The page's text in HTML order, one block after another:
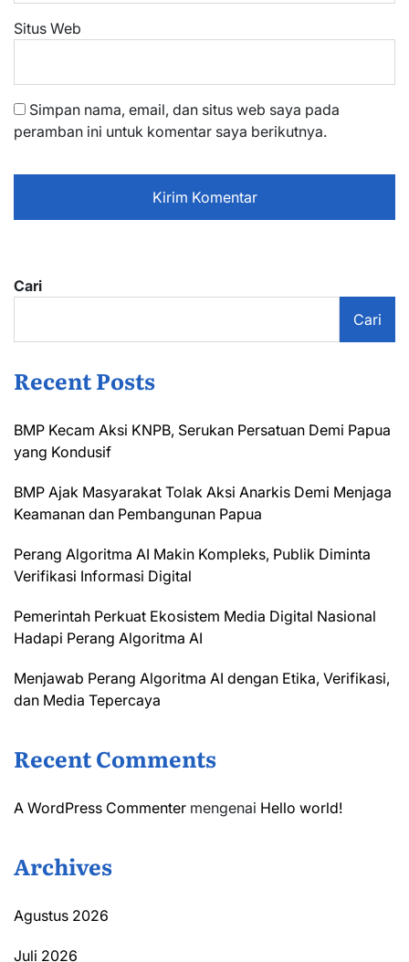
Situs Web
Simpan nama, email, dan situs web saya pada
peramban ini untuk komentar saya berikutnya.
Cari
Cari
Recent Posts
BMP Kecam Aksi KNPB, Serukan Persatuan Demi Papua
yang Kondusif
BMP Ajak Masyarakat Tolak Aksi Anarkis Demi Menjaga
Keamanan dan Pembangunan Papua
Perang Algoritma AI Makin Kompleks, Publik Diminta
Verifikasi Informasi Digital
Pemerintah Perkuat Ekosistem Media Digital Nasional
Hadapi Perang Algoritma AI
Menjawab Perang Algoritma AI dengan Etika, Verifikasi,
dan Media Tepercaya
Recent Comments
A WordPress Commenter mengenai Hello world!
Archives
Agustus 2026
Juli 2026